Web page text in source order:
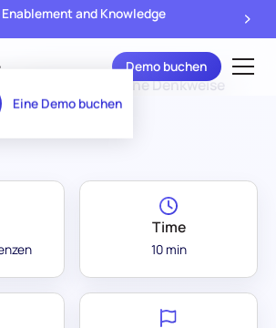
Eine Demo buchen
and Knowledge
Demo buchen
/
Unternehmerische Denkweise
(SJT)
Time
10 min